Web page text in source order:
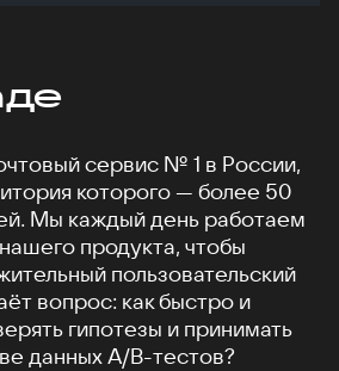
сервис № 1 в России,
которого — более 50
Мы каждый день работаем
продукта, чтобы
пользовательский
вопрос: как быстро и
гипотезы и принимать
данных A/B-тестов?